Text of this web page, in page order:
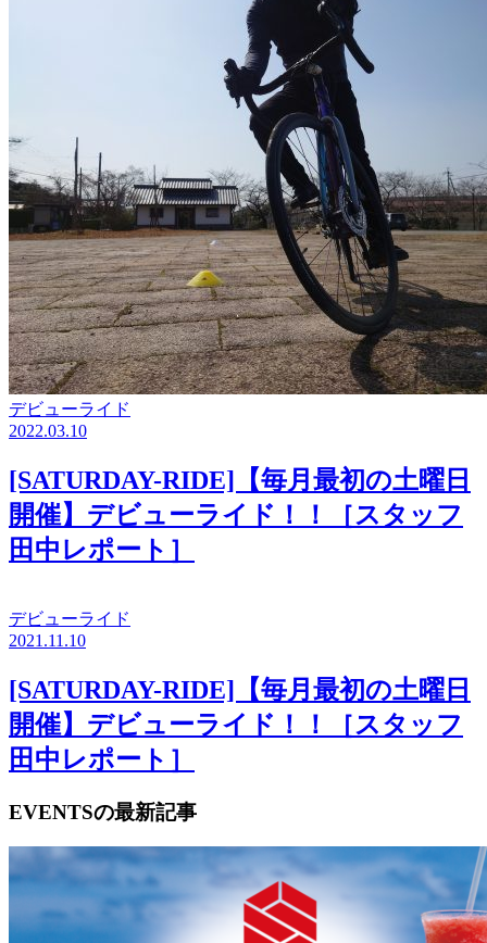
デビューライド
2022.03.10
[SATURDAY-RIDE]【毎月最初の土曜日
開催】デビューライド！！［スタッフ
田中レポート］
デビューライド
2021.11.10
[SATURDAY-RIDE]【毎月最初の土曜日
開催】デビューライド！！［スタッフ
田中レポート］
EVENTSの最新記事